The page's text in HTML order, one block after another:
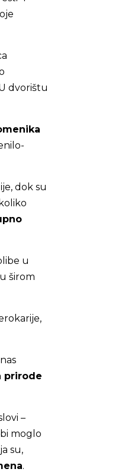
dvorištu
dok su
u
širom
prirode
–
moglo
su,
.